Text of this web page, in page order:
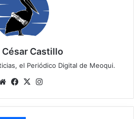
Castillo
el Periódico Digital de Meoqui.
WebsiteFacebook
X